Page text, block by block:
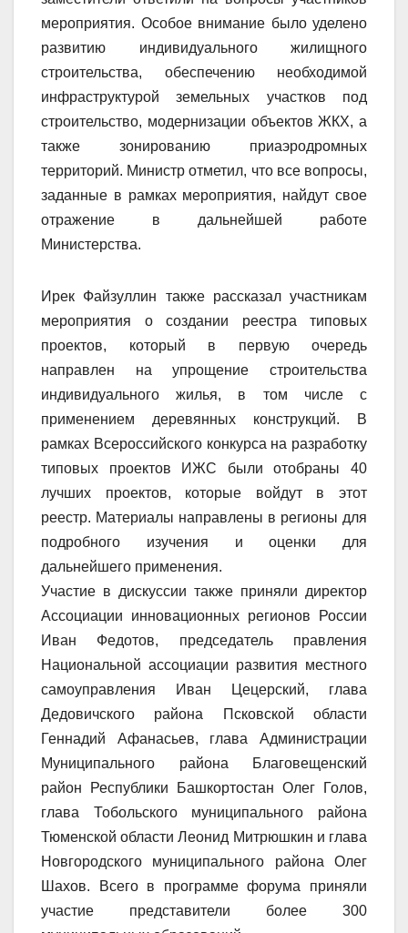
мероприятия. Особое внимание было уделено
развитию индивидуального жилищного
строительства, обеспечению необходимой
инфраструктурой земельных участков под
строительство, модернизации объектов ЖКХ, а
также зонированию приаэродромных
территорий. Министр отметил, что все вопросы,
заданные в рамках мероприятия, найдут свое
отражение в дальнейшей работе
Министерства.
Ирек Файзуллин также рассказал участникам
мероприятия о создании реестра типовых
проектов, который в первую очередь
направлен на упрощение строительства
индивидуального жилья, в том числе с
применением деревянных конструкций. В
рамках Всероссийского конкурса на разработку
типовых проектов ИЖС были отобраны 40
лучших проектов, которые войдут в этот
реестр. Материалы направлены в регионы для
подробного изучения и оценки для
дальнейшего применения.
Участие в дискуссии также приняли директор
Ассоциации инновационных регионов России
Иван Федотов, председатель правления
Национальной ассоциации развития местного
самоуправления Иван Цецерский, глава
Дедовичского района Псковской области
Геннадий Афанасьев, глава Администрации
Муниципального района Благовещенский
район Республики Башкортостан Олег Голов,
глава Тобольского муниципального района
Тюменской области Леонид Митрюшкин и глава
Новгородского муниципального района Олег
Шахов. Всего в программе форума приняли
участие представители более 300